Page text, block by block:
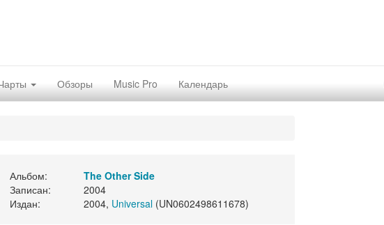
Обзоры Music Pro Календарь
Альбом:
The Other Side
Записан:
2004
Издан:
2004, Universal(UN0602498611678)